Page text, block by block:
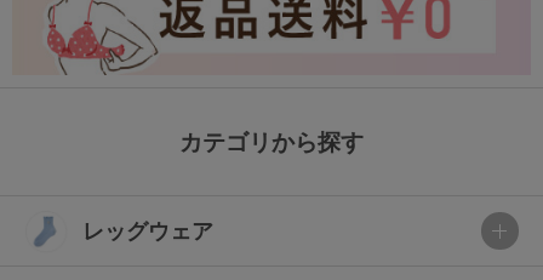
カテゴリから探す
レッグウェア